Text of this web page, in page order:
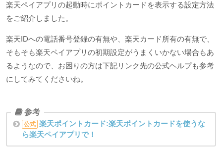
楽天ペイアプリの起動時にポイントカードを表示する設定方法
をご紹介しました。
楽天IDへの電話番号登録の有無や、楽天カード所有の有無で、
そもそも楽天ペイアプリの初期設定がうまくいかない場合もあ
るようなので、お困りの方は下記リンク先の公式ヘルプも参考
にしてみてくださいね。
公式 楽天ポイントカード:楽天ポイントカードを使うな
ら楽天ペイアプリで！